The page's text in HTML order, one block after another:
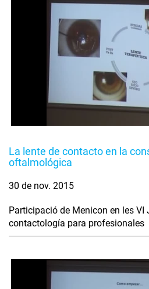
La lente de contacto en la
oftalmológica
30 de nov. 2015
Participació de Menicon en les VI
contactología para profesionales